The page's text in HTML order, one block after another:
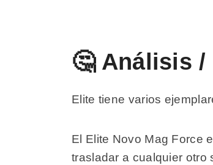
🤔 Análisis /
Elite tiene varios
El Elite Novo Mag Force
trasladar a cualquier otro